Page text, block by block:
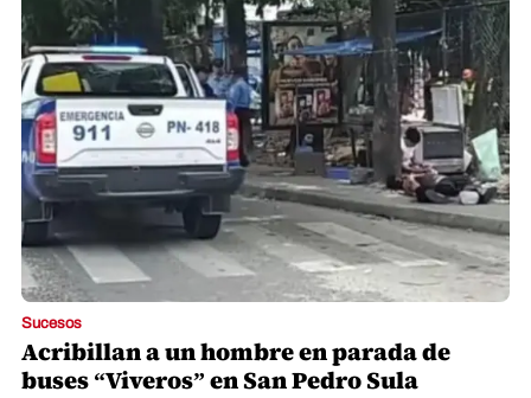
Sucesos
Acribillan a un hombre en parada de
buses “Viveros” en San Pedro Sula